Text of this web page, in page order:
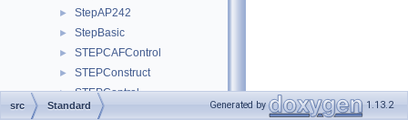
► StepAP242
► StepBasic
► STEPCAFControl
► STEPConstruct
► STEPControl
► StepData
src Standard Generated by 1.13.2